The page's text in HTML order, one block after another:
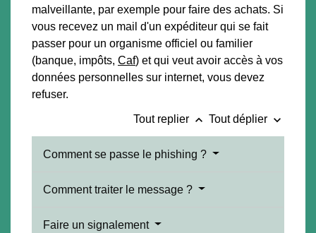
malveillante, par exemple pour faire des achats. Si
vous recevez un mail d'un expéditeur qui se fait
passer pour un organisme officiel ou familier
(banque, impôts, Caf) et qui veut avoir accès à vos
données personnelles sur internet, vous devez
refuser.
Tout replier keyboard_arrow_up Tout déplier keyboard_arrow_down
Comment se passe le phishing ?
Comment traiter le message ?
Faire un signalement